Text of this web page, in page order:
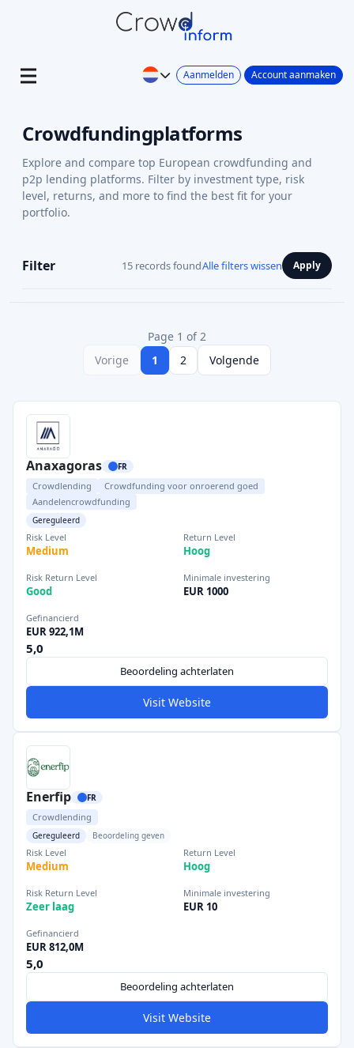
Aanmelden Account aanmaken
Crowdfundingplatforms
Explore and compare top European crowdfunding and
p2p lending platforms. Filter by investment type, risk
level, returns, and more to find the best fit for your
portfolio.
Filter 15 records foundAlle filters wissen Apply
Page 1 of 2
Vorige
1 2 Volgende
Anaxagoras FR
Crowdlending
Crowdfunding voor onroerend goed
Aandelencrowdfunding
Gereguleerd
Risk Level
Medium
Return Level
Hoog
Risk Return Level
Good
Minimale investering
EUR 1000
Gefinancierd
EUR 922,1M
5,0
Beoordeling achterlaten
Visit Website
Enerfip FR
Crowdlending
Gereguleerd Beoordeling geven
Risk Level
Medium
Return Level
Hoog
Risk Return Level
Zeer laag
Minimale investering
EUR 10
Gefinancierd
EUR 812,0M
5,0
Beoordeling achterlaten
Visit Website